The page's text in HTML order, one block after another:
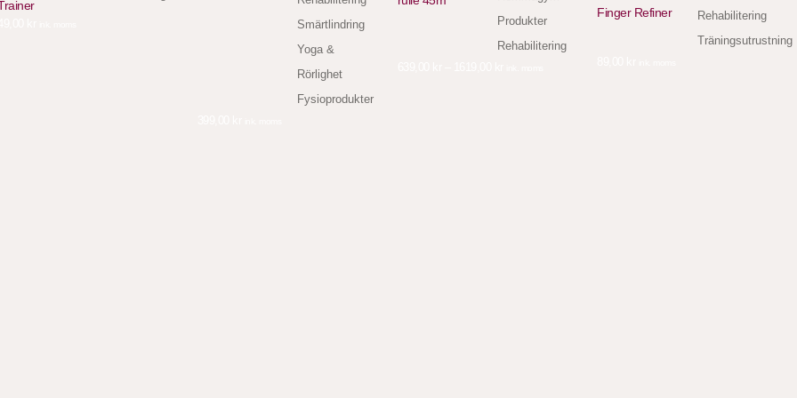
Smärtlindring
Yoga &
Rörlighet
Fysioprodukter
Produkter
Rehabilitering
Finger Refiner
Rehabilitering
Träningsutrustning